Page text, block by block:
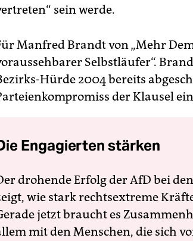
sein werde.
Manfred Brandt von „Mehr
Selbstläufer“.
Hürde 2004 bereits
der Klausel
Engagierten stärken
drohende Erfolg der AfD bei
wie stark rechtsextreme
jetzt braucht es
mit den Menschen, die sich